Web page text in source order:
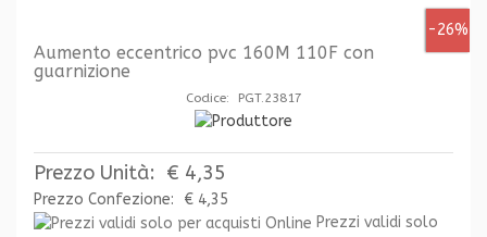
-26%
Aumento eccentrico pvc 160M 110F con
guarnizione
Codice: PGT.23817
Prezzo Unità: € 4,35
Prezzo Confezione:
€ 4,35
Prezzi validi solo